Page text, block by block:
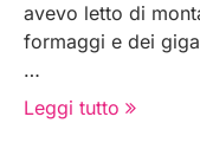
avevo letto di
formaggi e dei
…
Leggi tutto